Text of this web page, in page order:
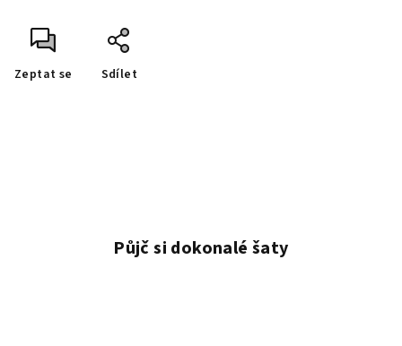
cena:
Zeptat se Sdílet
Půjč si dokonalé šaty